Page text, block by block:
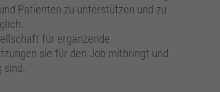
Patienten zu unterstützen und zu
für ergänzende
sie für den Job mitbringt und
sind.